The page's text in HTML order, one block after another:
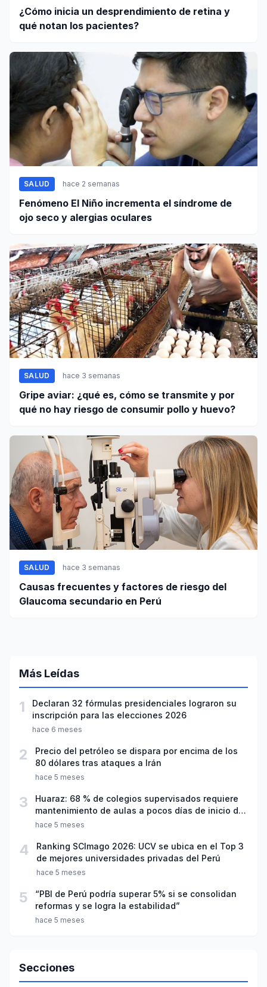
¿Cómo inicia un desprendimiento de retina y
qué notan los pacientes?
SALUD hace 2 semanas
Fenómeno El Niño incrementa el síndrome de
ojo seco y alergias oculares
SALUD hace 3 semanas
Gripe aviar: ¿qué es, cómo se transmite y por
qué no hay riesgo de consumir pollo y huevo?
SALUD hace 3 semanas
Causas frecuentes y factores de riesgo del
Glaucoma secundario en Perú
Más Leídas
1
Declaran 32 fórmulas presidenciales lograron su
inscripción para las elecciones 2026
hace 6 meses
2
Precio del petróleo se dispara por encima de los
80 dólares tras ataques a Irán
hace 5 meses
3
Huaraz: 68 % de colegios supervisados requiere
mantenimiento de aulas a pocos días de inicio del
año escolar 2026
hace 5 meses
4
Ranking SCImago 2026: UCV se ubica en el Top 3
de mejores universidades privadas del Perú
hace 5 meses
5
“PBI de Perú podría superar 5% si se consolidan
reformas y se logra la estabilidad”
hace 5 meses
Secciones